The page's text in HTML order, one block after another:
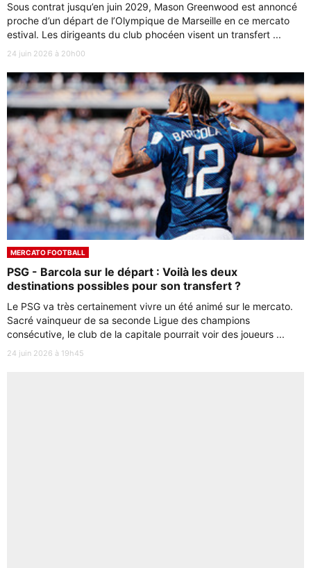
Sous contrat jusqu’en juin 2029, Mason Greenwood est annoncé
proche d’un départ de l’Olympique de Marseille en ce mercato
estival. Les dirigeants du club phocéen visent un transfert ...
24 juin 2026 à 20h00
MERCATO FOOTBALL
PSG - Barcola sur le départ : Voilà les deux
destinations possibles pour son transfert ?
Le PSG va très certainement vivre un été animé sur le mercato.
Sacré vainqueur de sa seconde Ligue des champions
consécutive, le club de la capitale pourrait voir des joueurs ...
24 juin 2026 à 19h45